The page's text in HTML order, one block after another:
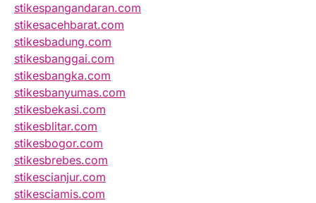
stikespangandaran.com
stikesacehbarat.com
stikesbadung.com
stikesbanggai.com
stikesbangka.com
stikesbanyumas.com
stikesbekasi.com
stikesblitar.com
stikesbogor.com
stikesbrebes.com
stikescianjur.com
stikesciamis.com